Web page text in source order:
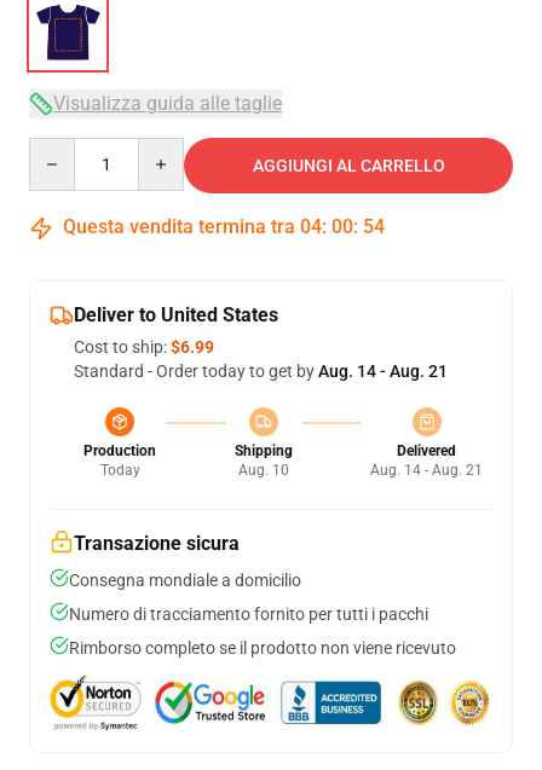
Visualizza guida alle taglie
AGGIUNGI AL CARRELLO
Questa vendita termina tra 04: 00: 54
Deliver to United States
Cost to ship:$6.99
Standard - Order today to get byAug. 14 - Aug. 21
Production
Today
Shipping
Aug. 10
Delivered
Aug. 14 - Aug. 21
Transazione sicura
Consegna mondiale a domicilio
Numero di tracciamento fornito per tutti i pacchi
Rimborso completo se il prodotto non viene ricevuto